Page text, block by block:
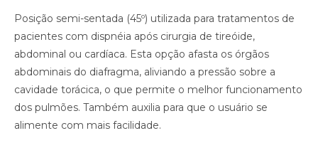
Posição semi-sentada (45º) utilizada para tratamentos de
pacientes com dispnéia após cirurgia de tireóide,
abdominal ou cardíaca. Esta opção afasta os órgãos
abdominais do diafragma, aliviando a pressão sobre a
cavidade torácica, o que permite o melhor funcionamento
dos pulmões. Também auxilia para que o usuário se
alimente com mais facilidade.